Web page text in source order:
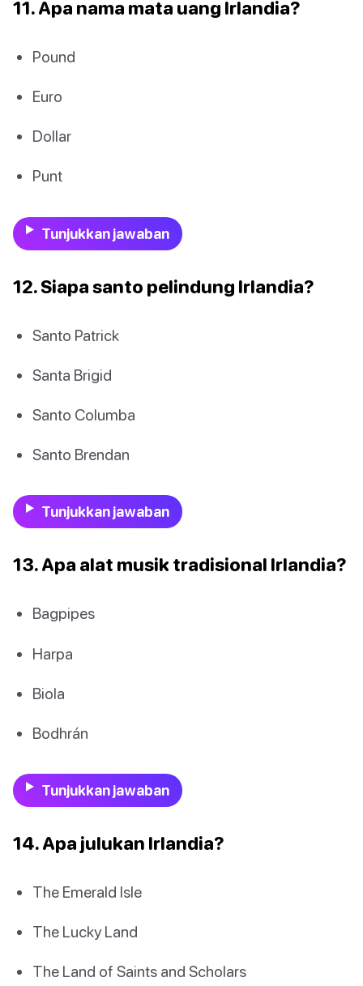
11. Apa nama mata uang Irlandia?
Pound
Euro
Dollar
Punt
Tunjukkan jawaban
12. Siapa santo pelindung Irlandia?
Santo Patrick
Santa Brigid
Santo Columba
Santo Brendan
Tunjukkan jawaban
13. Apa alat musik tradisional Irlandia?
Bagpipes
Harpa
Biola
Bodhrán
Tunjukkan jawaban
14. Apa julukan Irlandia?
The Emerald Isle
The Lucky Land
The Land of Saints and Scholars